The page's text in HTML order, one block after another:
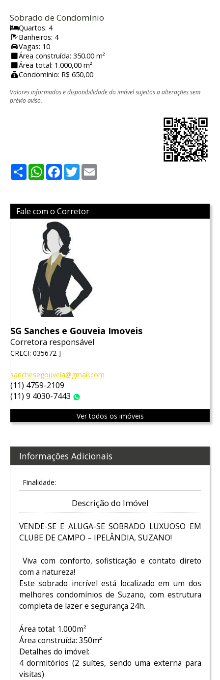
Sobrado de Condomínio
Quartos: 4
Banheiros: 4
Vagas: 10
Área construída: 350.00 m²
Área total: 1.000,00 m²
Condomínio: R$ 650,00
Valores informados e disponibilidade do imóvel sujeitos a alterações sem
prévio aviso.
ShareWhatsApp
Facebook
Twitter
Fale com o Corretor
SG Sanches e Gouveia Imoveis
Corretora responsável
CRECI: 035672-J
sanchesegouveia@gmail.com
(11) 4759-2109
(11) 9 4030-7443
Ver todos os imóveis
Informações Adicionais
Finalidade:
Descrição do Imóvel
VENDE-SE E ALUGA-SE SOBRADO LUXUOSO EM
CLUBE DE CAMPO – IPELÂNDIA, SUZANO!
Viva com conforto, sofisticação e contato direto
com a natureza!
Este sobrado incrível está localizado em um dos
melhores condomínios de Suzano, com estrutura
completa de lazer e segurança 24h.
Área total: 1.000m²
Área construída: 350m²
Detalhes do imóvel:
4 dormitórios (2 suítes, sendo uma externa para
visitas)